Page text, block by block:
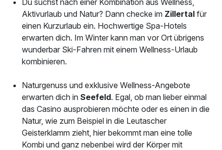
Aktivurlaub und Natur? Dann checke im Zillertal für
einen Kurzurlaub ein. Hochwertige Spa-Hotels
erwarten dich. Im Winter kann man vor Ort übrigens
wunderbar Ski-Fahren mit einem Wellness-Urlaub
kombinieren.
Naturgenuss und exklusive Wellness-Angebote
erwarten dich in Seefeld. Egal, ob man lieber einmal
das Casino ausprobieren möchte oder es einen in die
Natur, wie zum Beispiel in die Leutascher
Geisterklamm zieht, hier bekommt man eine tolle
Kombi und ganz nebenbei wird der Körper mit